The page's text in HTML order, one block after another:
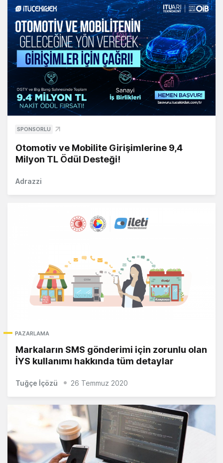
SPONSORLU
Otomotiv ve Mobilite Girişimlerine 9,4
Milyon TL Ödül Desteği!
Adrazzi
PAZARLAMA
Markaların SMS gönderimi için zorunlu olan
İYS kullanımı hakkında tüm detaylar
Tuğçe İçözü 26 Temmuz 2020